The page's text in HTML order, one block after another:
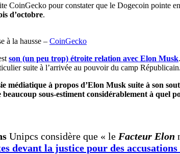
CoinGecko pour constater que le Dogecoin pointe en
d’octobre.
à la hausse – CoinGecko
son (un peu trop) étroite relation avec Elon Musk
suite à l’arrivée au pouvoir du camp Républicain.
médiatique à propos d’Elon Musk suite à son
sous-estiment considérablement à quel
Unipcs considère que « le Facteur Elon
devant la justice pour des